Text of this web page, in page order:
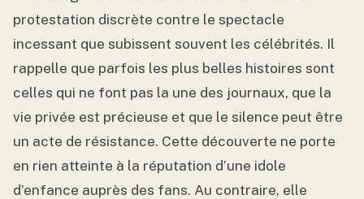
protestation discrète contre le spectacle
incessant que subissent souvent les célébrités. Il
rappelle que parfois les plus belles histoires sont
celles qui ne font pas la une des journaux, que la
vie privée est précieuse et que le silence peut être
un acte de résistance. Cette découverte ne porte
en rien atteinte à la réputation d’une idole
d’enfance auprès des fans. Au contraire, elle